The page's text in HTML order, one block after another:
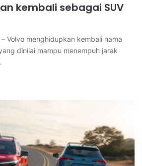
kembali sebagai SUV
Volvo menghidupkan kembali nama
dinilai mampu menempuh jarak